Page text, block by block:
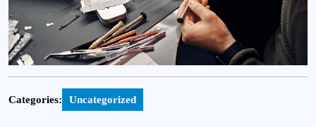
Categories: Uncategorized